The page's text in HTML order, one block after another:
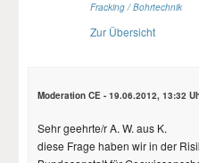
Fracking / Bohrtechnik
Zur Übersicht
Moderation CE - 19.06.2012, 13:32
Sehr geehrte/r A. W. aus K.
diese Frage haben wir in der